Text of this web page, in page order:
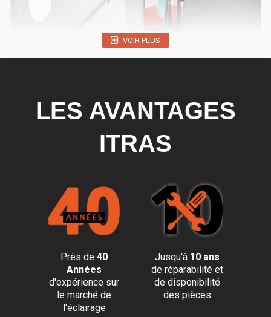
VOIR PLUS
LES AVANTAGES
ITRAS
Près de 40
Années
d'expérience sur
le marché de
l'éclairage
Jusqu'à 10 ans
de réparabilité et
de disponibilité
des pièces